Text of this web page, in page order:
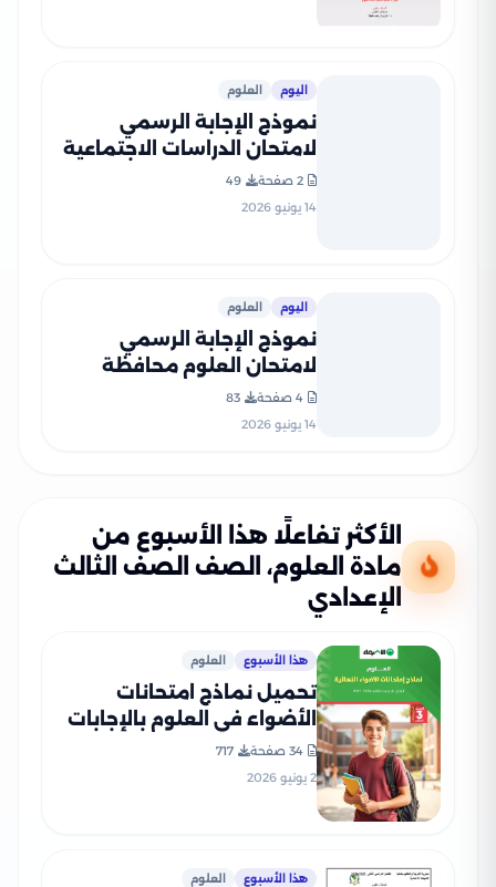
اليوم العلوم
نموذج الإجابة الرسمي
لامتحان الدراسات الاجتماعية
محافظة القليوبية للشهادة
2 صفحة
49
14 يونيو 2026
اليوم العلوم
نموذج الإجابة الرسمي
لامتحان العلوم محافظة
الغربية للشهادة الإعدادية
الترم الثاني 2026 PDF
4 صفحة
83
14 يونيو 2026
الأكثر تفاعلًا هذا الأسبوع من
مادة العلوم، الصف الصف الثالث
الإعدادي
هذا الأسبوع العلوم
تحميل نماذج امتحانات
الأضواء في العلوم بالإجابات
النموذجية للشهادة الإعدادية
الترم الثاني 2026 PDF
34 صفحة
717
2 يونيو 2026
هذا الأسبوع العلوم